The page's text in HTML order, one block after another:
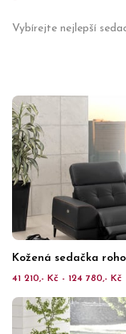
Vybírejte nejlepší
Kožená sedačka
41 210,- Kč - 124 780,- Kč